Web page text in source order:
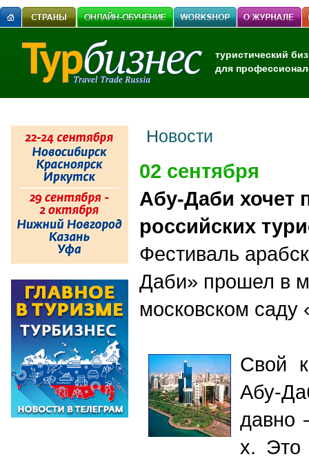
туристический
для
Новости
02 сентября
Абу-Даби хочет
российских
Фестиваль
Даби» прошел в
московском
Свой
Абу-
давно
х. Это